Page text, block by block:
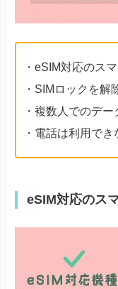
・eSIM対応のス
・SIMロックを解
・複数人でのデ
・電話は利用で
eSIM対応のス